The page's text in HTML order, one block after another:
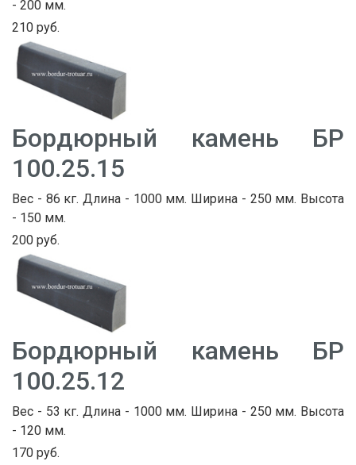
- 200 мм.
210 руб.
Бордюрный камень БР
100.25.15
Вес - 86 кг. Длина - 1000 мм. Ширина - 250 мм. Высота
- 150 мм.
200 руб.
Бордюрный камень БР
100.25.12
Вес - 53 кг. Длина - 1000 мм. Ширина - 250 мм. Высота
- 120 мм.
170 руб.